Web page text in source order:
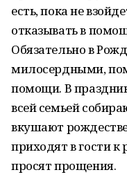
есть, пока не
отказывать в
Обязательно в
милосердными,
помощи. В
всей семьей
вкушают
приходят в гости
просят прощения.